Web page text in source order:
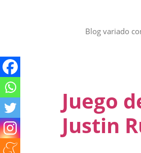
Blog variado
Juego
Justin